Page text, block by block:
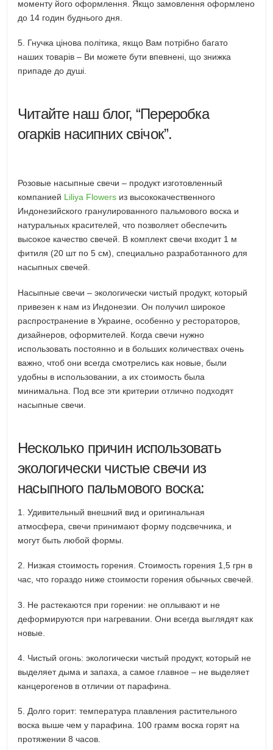
моменту його оформлення. Якщо замовлення оформлено
до 14 годин буднього дня.
5. Гнучка цінова політика, якщо Вам потрібно багато
наших товарів – Ви можете бути впевнені, що знижка
припаде до душі.
Читайте наш блог, “Переробка
огарків насипних свічок”.
Розовые насыпные свечи – продукт изготовленный
компанией Liliya Flowers из высококачественного
Индонезийского гранулированного пальмового воска и
натуральных красителей, что позволяет обеспечить
высокое качество свечей. В комплект свечи входит 1 м
фитиля (20 шт по 5 см), специально разработанного для
насыпных свечей.
Насыпные свечи – экологически чистый продукт, который
привезен к нам из Индонезии. Он получил широкое
распространение в Украине, особенно у рестораторов,
дизайнеров, оформителей. Когда свечи нужно
использовать постоянно и в больших количествах очень
важно, чтоб они всегда смотрелись как новые, были
удобны в использовании, а их стоимость была
минимальна. Под все эти критерии отлично подходят
насыпные свечи.
Несколько причин использовать
экологически чистые свечи из
насыпного пальмового воска:
1. Удивительный внешний вид и оригинальная
атмосфера, свечи принимают форму подсвечника, и
могут быть любой формы.
2. Низкая стоимость горения. Стоимость горения 1,5 грн в
час, что гораздо ниже стоимости горения обычных свечей.
3. Не растекаются при горении: не оплывают и не
деформируются при нагревании. Они всегда выглядят как
новые.
4. Чистый огонь: экологически чистый продукт, который не
выделяет дыма и запаха, а самое главное – не выделяет
канцерогенов в отличии от парафина.
5. Долго горит: температура плавления растительного
воска выше чем у парафина. 100 грамм воска горят на
протяжении 8 часов.